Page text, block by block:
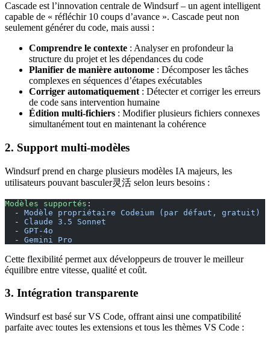
Cascade est l’innovation centrale de Windsurf – un agent intelligent
capable de « réfléchir 10 coups d’avance ». Cascade peut non
seulement générer du code, mais aussi :
Comprendre le contexte : Analyser en profondeur la
structure du projet et les dépendances du code
Planifier de manière autonome : Décomposer les tâches
complexes en séquences d’étapes exécutables
Corriger automatiquement : Détecter et corriger les erreurs
de code sans intervention humaine
Édition multi-fichiers : Modifier plusieurs fichiers connexes
simultanément tout en maintenant la cohérence
2. Support multi-modèles
Windsurf prend en charge plusieurs modèles IA majeurs, les
utilisateurs pouvant basculer灵活 selon leurs besoins :
Modèles supportés :
  -
Modèle propriétaire Codeium (par défaut, gratuit)
  -
Claude 3.5 Sonnet
  -
GPT-4o
  -
Gemini Pro
Cette flexibilité permet aux développeurs de trouver le meilleur
équilibre entre vitesse, qualité et coût.
3. Intégration transparente
Windsurf est basé sur VS Code, offrant ainsi une compatibilité
parfaite avec toutes les extensions et tous les thèmes VS Code :